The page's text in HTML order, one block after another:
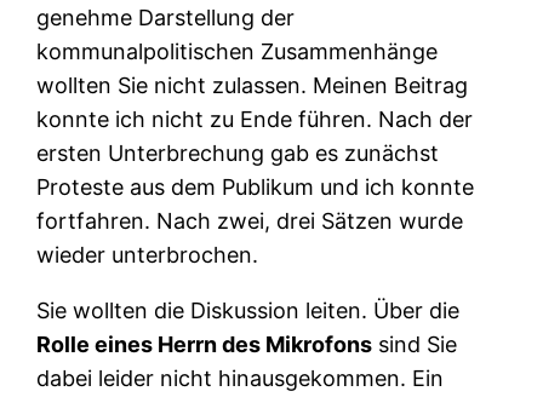
genehme Darstellung der
kommunalpolitischen Zusammenhänge
wollten Sie nicht zulassen. Meinen Beitrag
konnte ich nicht zu Ende führen. Nach der
ersten Unterbrechung gab es zunächst
Proteste aus dem Publikum und ich konnte
fortfahren. Nach zwei, drei Sätzen wurde
wieder unterbrochen.
Sie wollten die Diskussion leiten. Über die
Rolle eines Herrn des Mikrofons sind Sie
dabei leider nicht hinausgekommen. Ein